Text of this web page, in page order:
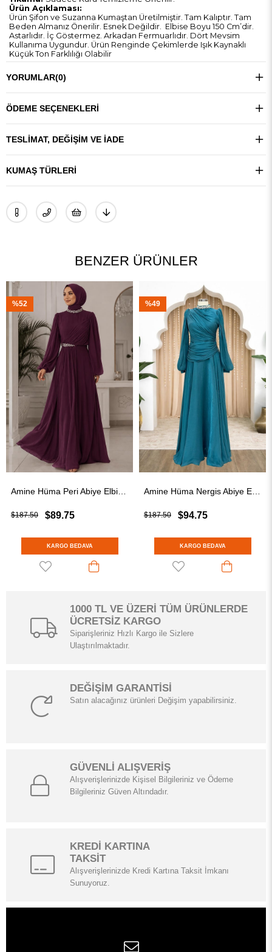
Ürün Açıklaması:
Ürün Şifon ve Suzanna Kumaştan Üretilmiştir. Tam Kalıptır. Tam
Beden Almanız Önerilir. Esnek Değildir. Elbise Boyu 150 Cm’dir.
Astarlıdır. İç Göstermez. Arkadan Fermuarlıdır. Dört Mevsim
Kullanıma Uygundur. Ürün Renginde Çekimlerde Işık Kaynaklı
Küçük Ton Farklılığı Olabilir
YORUMLAR(0)
ÖDEME SEÇENEKLERI
TESLIMAT, DEĞIŞIM VE İADE
KUMAŞ TÜRLERI
BENZER ÜRÜNLER
Amine Hüma Peri Abiye Elbise Mürdüm Amine Hüma Nergis Abiye Elbise Turkuaz
$94.75
$187.50
KARGO BEDAVA
$89.75
$187.50
KARGO BEDAVA
%52
1000 TL VE ÜZERİ TÜM ÜRÜNLERDE
ÜCRETSİZ KARGO
Siparişleriniz Hızlı Kargo ile Sizlere
Ulaştırılmaktadır.
DEĞİŞİM GARANTİSİ
Satın alacağınız ürünleri Değişim yapabilirsiniz.
GÜVENLİ ALIŞVERİŞ
Alışverişlerinizde Kişisel Bilgileriniz ve Ödeme
Bilgileriniz Güven Altındadır.
KREDİ KARTINA
TAKSİT
Alışverişlerinizde Kredi Kartına Taksit İmkanı
Sunuyoruz.